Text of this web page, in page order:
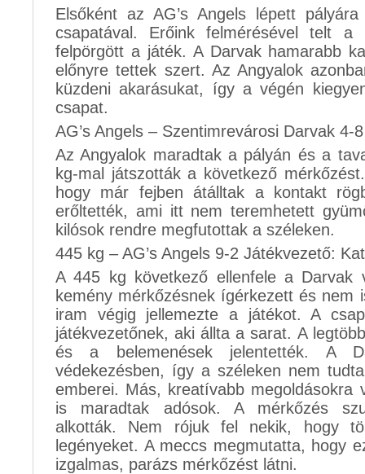
Elsőként az AG’s Angels lépett
csapatával. Erőink felmérésével telt
felpörgött a játék. A Darvak hamarabb
előnyre tettek szert. Az Angyalok
küzdeni akarásukat, így a végén
csapat.
AG’s Angels – Szentimrevárosi Darvak 4-
Az Angyalok maradtak a pályán és a
kg-mal játszották a következő
hogy már fejben átálltak a kontakt
erőltették, ami itt nem teremhetett
kilósok rendre megfutottak a széleken.
445 kg – AG’s Angels 9-2 Játékvezető:
A 445 kg következő ellenfele a Darvak
kemény mérkőzésnek ígérkezett és nem
iram végig jellemezte a játékot. A
játékvezetőnek, aki állta a sarat. A
és a belemenések jelentették. A
védekezésben, így a széleken nem
emberei. Más, kreatívabb megoldásokra
is maradtak adósok. A mérkőzés
alkották. Nem rójuk fel nekik, hogy
legényeket. A meccs megmutatta, hogy
izgalmas, parázs mérkőzést látni.